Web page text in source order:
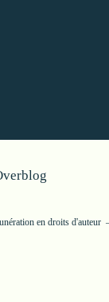
en droits d'auteur